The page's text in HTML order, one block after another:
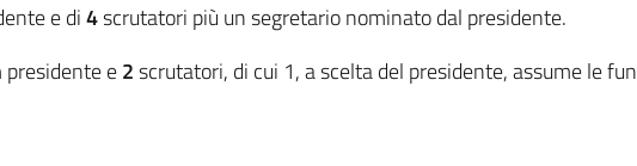
e di4scrutatori più un segretario nominato dal presidente.
presidente e2scrutatori, di cui 1, a scelta del presidente, assume le